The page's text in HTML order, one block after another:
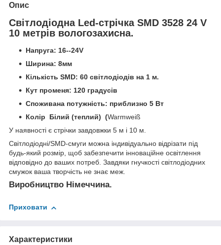
Опис
Світлодіодна Led-стрічка SMD 3528 24 V
10 метрів вологозахисна.
Напруга: 16--24V
Ширина: 8мм
Кількість SMD: 60 світлодіодів на 1 м.
Кут променя: 120 градусів
Споживана потужність: приблизно 5 Вт
Колір Білий (теплий) (Warmweiß
У наявності є стрічки завдовжки 5 м і 10 м.
Світлодіодні/SMD-смуги можна індивідуально відрізати під
будь-який розмір, щоб забезпечити інноваційне освітлення
відповідно до ваших потреб. Завдяки гнучкості світлодіодних
смужок ваша творчість не знає меж.
Виробництво Німеччина.
Приховати
Характеристики